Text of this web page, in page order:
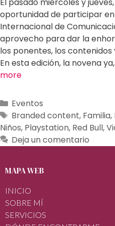
oportunidad de participar
Internacional de
aprovecho para dar la
los ponentes, los
En esta edición, la novena
more
Eventos
Branded content, Familia,
Niños, Playstation, Red Bull,
Deja un comentario
MAPA WEB
INICIO
SOBRE MÍ
SERVICIOS